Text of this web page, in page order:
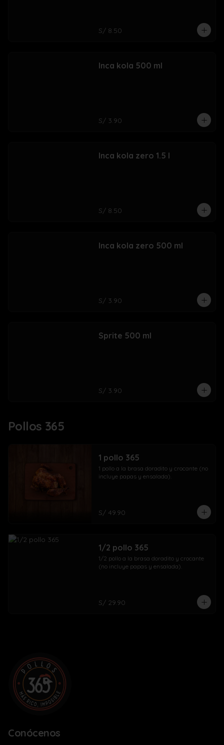
S/ 8.50
Inca kola 500 ml
S/ 3.90
Inca kola zero 1.5 l
S/ 8.50
Inca kola zero 500 ml
S/ 3.90
Sprite 500 ml
S/ 3.90
Pollos 365
1 pollo 365
1 pollo a la brasa doradito y crocante (no
incluye papas y ensalada).
S/ 49.90
1/2 pollo 365
1/2 pollo a la brasa doradito y crocante
(no incluye papas y ensalada).
S/ 29.90
Conócenos